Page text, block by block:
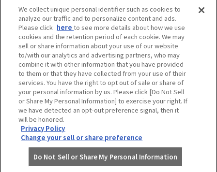
オフィシャルスポンサーについて
当サイトのご利用にあたって
個人情報の取り扱い
試合の予定・状況・結果のお問い合わせ
阪神甲子園球場テレフォンサービス
050-5527-2512
©HANSHIN KOSHIEN STADIUM All Rights Reserved.
We collect unique personal identifier such as cookies to
analyze our traffic and to personalize content and ads.
Please click hereto see more details about how we use
cookies and the retention period of each cookie. We may
sell or share information about your use of our website
to/with our analytics and advertising partners, who may
combine it with other information that you have provided
to them or that they have collected from your use of their
services. You have the right to opt out of sale or share of
your personal information by us. Please click [Do Not Sell
or Share My Personal Information] to exercise your right. If
we have detected an opt-out preference signal, then it
will be honored.
Privacy Policy
Change your sell or share preference
Do Not Sell or Share My Personal Information